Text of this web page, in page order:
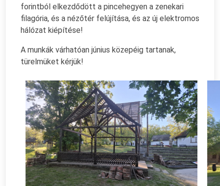
forintból elkezdődött a pincehegyen a zenekari
filagória, és a nézőtér felújítása, és az új elektromos
hálózat kiépítése!
A munkák várhatóan június közepéig tartanak,
türelmüket kérjük!